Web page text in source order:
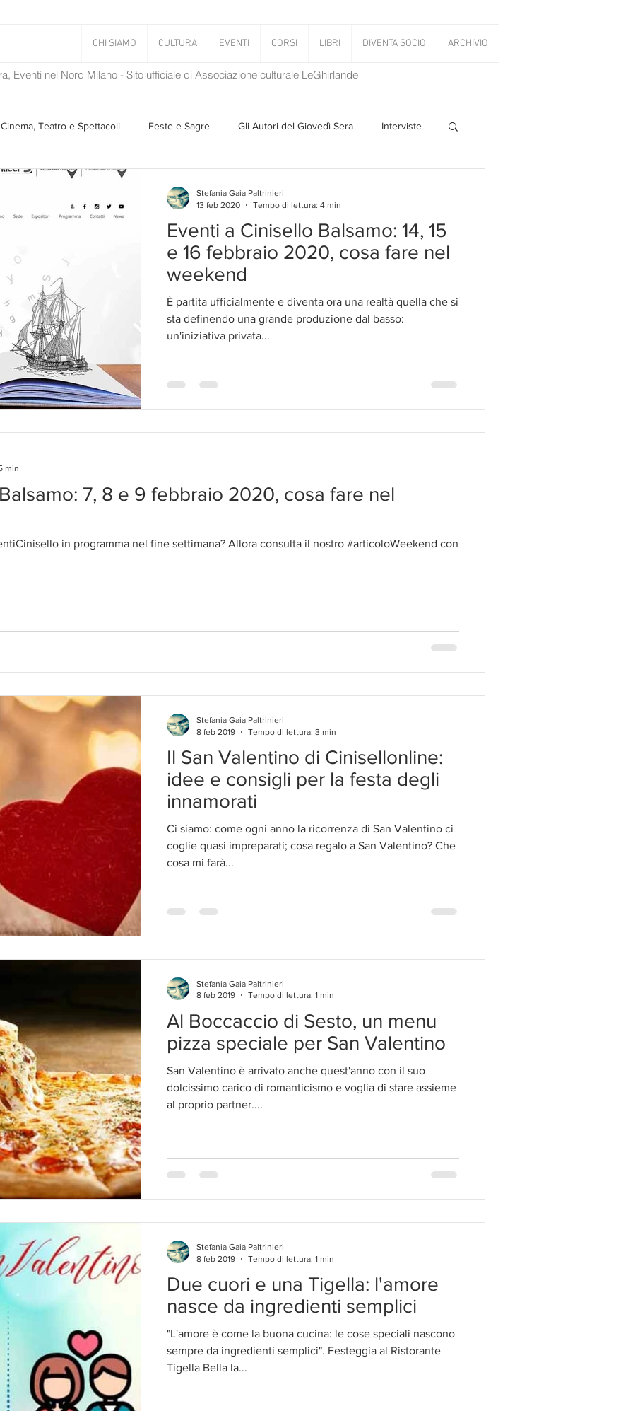
CHI SIAMO CULTURA EVENTI CORSI LIBRI DIVENTA SOCIO ARCHIVIO
Eventi nel Nord Milano - Sito ufficiale di Associazione culturale LeGhirlande
Cinema, Teatro e Spettacoli Feste e Sagre Gli Autori del Giovedì Sera Interviste
Storie Taciute
Salvaguardia dell'ambiente Ambiente PanettoniAMOCi
Eventi a Cinisello Balsamo: 14, 15
e 16 febbraio 2020, cosa fare nel
weekend
È partita ufficialmente e diventa ora una realtà quella che si
sta definendo una grande produzione dal basso:
un'iniziativa privata...
Stefania Gaia Paltrinieri
13 feb 2020
Tempo di lettura: 4 min
7, 8 e 9 febbraio 2020, cosa fare nel
in programma nel fine settimana? Allora consulta il nostro #articoloWeekend con
min
Il San Valentino di Cinisellonline:
idee e consigli per la festa degli
innamorati
Ci siamo: come ogni anno la ricorrenza di San Valentino ci
coglie quasi impreparati; cosa regalo a San Valentino? Che
cosa mi farà...
Stefania Gaia Paltrinieri
8 feb 2019
Tempo di lettura: 3 min
Al Boccaccio di Sesto, un menu
pizza speciale per San Valentino
San Valentino è arrivato anche quest'anno con il suo
dolcissimo carico di romanticismo e voglia di stare assieme
al proprio partner....
Stefania Gaia Paltrinieri
8 feb 2019
Tempo di lettura: 1 min
Due cuori e una Tigella: l'amore
nasce da ingredienti semplici
"L'amore è come la buona cucina: le cose speciali nascono
sempre da ingredienti semplici". Festeggia al Ristorante
Tigella Bella la...
Stefania Gaia Paltrinieri
8 feb 2019
Tempo di lettura: 1 min